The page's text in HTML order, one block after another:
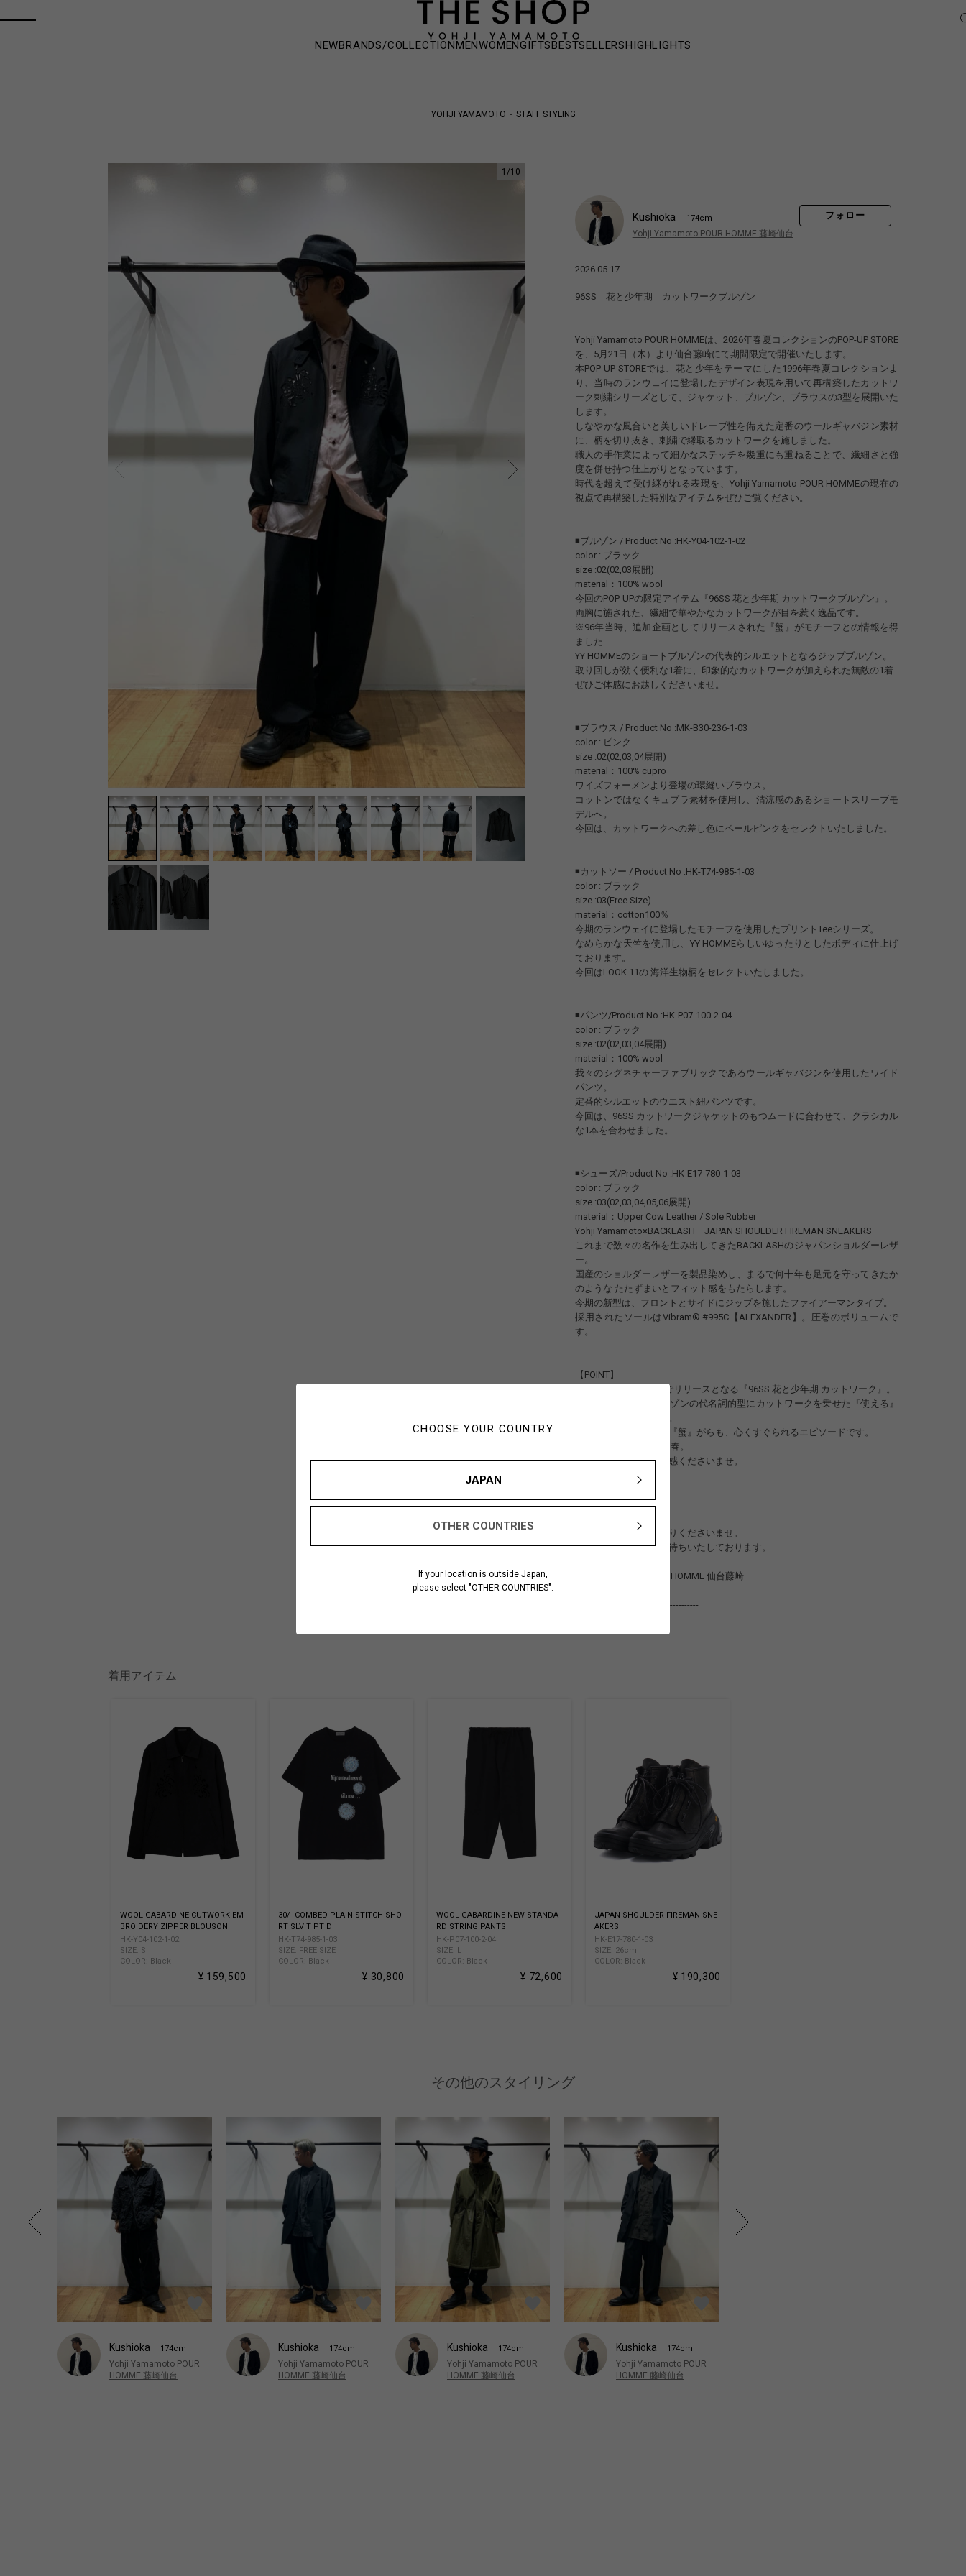
CHOOSE YOUR COUNTRY
JAPAN
OTHER COUNTRIES
If your location is outside Japan,
please select "OTHER COUNTRIES".
NEWBRANDS/COLLECTIONMENWOMENGIFTSBESTSELLERSHIGHLIGHTS
YOHJI YAMAMOTO STAFF STYLING
1 /10
Kushioka 174cm
Yohji Yamamoto POUR HOMME 藤崎仙台
フォロー
2026.05.17
96SS 花と少年期 カットワークブルゾン
Yohji Yamamoto POUR HOMMEは、2026年春夏コレクションのPOP-UP STORE
を、5月21日（木）より仙台藤崎にて期間限定で開催いたします。
本POP-UP STOREでは、花と少年をテーマにした1996年春夏コレクションよ
り、当時のランウェイに登場したデザイン表現を用いて再構築したカットワ
ーク刺繍シリーズとして、ジャケット、ブルゾン、ブラウスの3型を展開いた
します。
しなやかな風合いと美しいドレープ性を備えた定番のウールギャバジン素材
に、柄を切り抜き、刺繍で縁取るカットワークを施しました。
職人の手作業によって細かなステッチを幾重にも重ねることで、繊細さと強
度を併せ持つ仕上がりとなっています。
時代を超えて受け継がれる表現を、Yohji Yamamoto POUR HOMMEの現在の
視点で再構築した特別なアイテムをぜひご覧ください。
◾️ブルゾン / Product No :HK-Y04-102-1-02
color : ブラック
size :02(02,03展開)
material：100% wool
今回のPOP-UPの限定アイテム『96SS 花と少年期 カットワークブルゾン』。
両胸に施された、繊細で華やかなカットワークが目を惹く逸品です。
※96年当時、追加企画としてリリースされた『蟹』がモチーフとの情報を得
ました
YY HOMMEのショートブルゾンの代表的シルエットとなるジップブルゾン。
取り回しが効く便利な1着に、印象的なカットワークが加えられた無敵の1着
ぜひご体感にお越しくださいませ。
◾️ブラウス / Product No :MK-B30-236-1-03
color : ピンク
size :02(02,03,04展開)
material：100% cupro
ワイズフォーメンより登場の環縫いブラウス。
コットンではなくキュプラ素材を使用し、清涼感のあるショートスリーブモ
デルへ。
今回は、カットワークへの差し色にペールピンクをセレクトいたしました。
◾️カットソー / Product No :HK-T74-985-1-03
color : ブラック
size :03(Free Size)
material：cotton100％
今期のランウェイに登場したモチーフを使用したプリントTeeシリーズ。
なめらかな天竺を使用し、YY HOMMEらしいゆったりとしたボディに仕上げ
ております。
今回はLOOK 11の 海洋生物柄をセレクトいたしました。
◾️パンツ/Product No :HK-P07-100-2-04
color : ブラック
size :02(02,03,04展開)
material：100% wool
我々のシグネチャーファブリックであるウールギャバジンを使用したワイド
パンツ。
定番的シルエットのウエスト紐パンツです。
今回は、96SS カットワークジャケットのもつムードに合わせて、クラシカル
な1本を合わせました。
◾️シューズ/Product No :HK-E17-780-1-03
color : ブラック
size :03(02,03,04,05,06展開)
material：Upper Cow Leather / Sole Rubber
Yohji Yamamoto×BACKLASH JAPAN SHOULDER FIREMAN SNEAKERS
これまで数々の名作を生み出してきたBACKLASHのジャパンショルダーレザ
ー。
国産のショルダーレザーを製品染めし、まるで何十年も足元を守ってきたか
のような たたずまいとフィット感をもたらします。
今期の新型は、フロントとサイドにジップを施したファイアーマンタイプ。
採用されたソールはVibram®︎ #995C【ALEXANDER】。圧巻のボリュームで
す。
【POINT】
今回のPOP-UP STOREでリリースとなる『96SS 花と少年期 カットワーク』。
今回は、ショートブルゾンの代名詞的型にカットワークを乗せた『使える』
逸品に仕上がりました。
当時の追加企画だった『蟹』がらも、心くすぐられるエピソードです。
30年が経過した2026年春。
不屈の名作をぜひご体感くださいませ。
-------------------------------------------
ぜひ店舗にもお立ち寄りくださいませ。
みなさまのご来店をお待ちいたしております。
Yohji Yamamoto POUR HOMME 仙台藤崎
-------------------------------------------
着用アイテム
WOOL GABARDINE CUTWORK EM
BROIDERY ZIPPER BLOUSON
HK-Y04-102-1-02
SIZE: S
COLOR: Black
¥ 159,500
30/- COMBED PLAIN STITCH SHO
RT SLV T PT D
HK-T74-985-1-03
SIZE: FREE SIZE
COLOR: Black
¥ 30,800
WOOL GABARDINE NEW STANDA
RD STRING PANTS
HK-P07-100-2-04
SIZE: L
COLOR: Black
¥ 72,600
JAPAN SHOULDER FIREMAN SNE
AKERS
HK-E17-780-1-03
SIZE: 26cm
COLOR: Black
¥ 190,300
その他のスタイリング
Kushioka 174cm
Yohji Yamamoto POUR
HOMME 藤崎仙台
Kushioka 174cm
Yohji Yamamoto POUR
HOMME 藤崎仙台
Kushioka 174cm
Yohji Yamamoto POUR
HOMME 藤崎仙台
Kushioka 174cm
Yohji Yamamoto POUR
HOMME 藤崎仙台